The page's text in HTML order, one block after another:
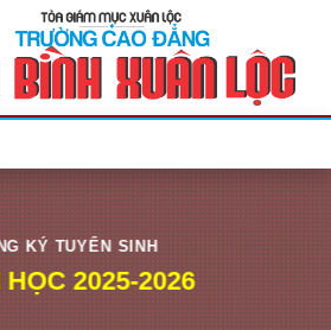
KÝ TUYỂN SINH
HỌC2025-2026